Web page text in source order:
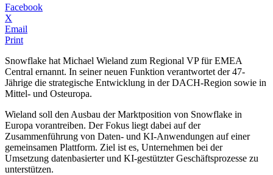
Facebook
X
Email
Print
Snowflake hat Michael Wieland zum Regional VP für EMEA
Central ernannt. In seiner neuen Funktion verantwortet der 47-
Jährige die strategische Entwicklung in der DACH-Region sowie in
Mittel- und Osteuropa.
Wieland soll den Ausbau der Marktposition von Snowflake in
Europa vorantreiben. Der Fokus liegt dabei auf der
Zusammenführung von Daten- und KI-Anwendungen auf einer
gemeinsamen Plattform. Ziel ist es, Unternehmen bei der
Umsetzung datenbasierter und KI-gestützter Geschäftsprozesse zu
unterstützen.